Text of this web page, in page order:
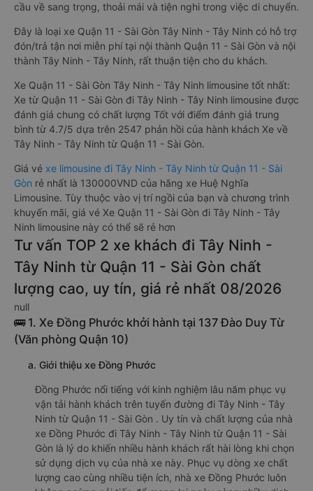
cầu về sang trọng, thoải mái và tiện nghi trong việc di chuyển.
Đây là loại xe Quận 11 - Sài Gòn Tây Ninh - Tây Ninh có hỗ trợ
đón/trả tận nơi miễn phí tại nội thành Quận 11 - Sài Gòn và nội
thành Tây Ninh - Tây Ninh, rất thuận tiện cho du khách.
Xe Quận 11 - Sài Gòn Tây Ninh - Tây Ninh limousine tốt nhất:
Xe từ Quận 11 - Sài Gòn đi Tây Ninh - Tây Ninh limousine được
đánh giá chung có chất lượng Tốt với điểm đánh giá trung
bình từ 4.7/5 dựa trên 2547 phản hồi của hành khách Xe về
Tây Ninh - Tây Ninh từ Quận 11 - Sài Gòn.
Giá vé xe limousine đi Tây Ninh - Tây Ninh từ Quận 11 - Sài
Gòn rẻ nhất là 130000VND của hãng xe Huệ Nghĩa
Limousine. Tùy thuộc vào vị trí ngồi của bạn và chương trình
khuyến mãi, giá vé Xe Quận 11 - Sài Gòn đi Tây Ninh - Tây
Ninh limousine này có thể sẽ rẻ hơn
Tư vấn TOP 2 xe khách đi Tây Ninh -
Tây Ninh từ Quận 11 - Sài Gòn chất
lượng cao, uy tín, giá rẻ nhất 08/2026
null
🚌 1. Xe Đồng Phước khởi hành tại 137 Đào Duy Từ
(Văn phòng Quận 10)
a. Giới thiệu xe Đồng Phước
Đồng Phước nổi tiếng với kinh nghiệm lâu năm phục vụ
vận tải hành khách trên tuyến đường đi Tây Ninh - Tây
Ninh từ Quận 11 - Sài Gòn . Uy tín và chất lượng của nhà
xe Đồng Phước đi Tây Ninh - Tây Ninh từ Quận 11 - Sài
Gòn là lý do khiến nhiều hành khách rất hài lòng khi chọn
sử dụng dịch vụ của nhà xe này. Phục vụ dòng xe chất
lượng cao cùng nhiều tiện ích, nhà xe Đồng Phước luôn